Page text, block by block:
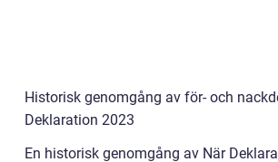
Historisk genomgång av för- och
Deklaration 2023
En historisk genomgång av När